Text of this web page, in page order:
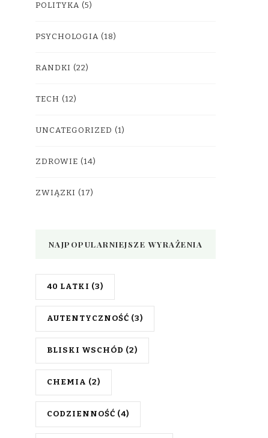
POLITYKA (5)
PSYCHOLOGIA (18)
RANDKI (22)
TECH (12)
UNCATEGORIZED (1)
ZDROWIE (14)
ZWIĄZKI (17)
NAJPOPULARNIEJSZE WYRAŻENIA
40 LATKI (3)
AUTENTYCZNOŚĆ (3)
BLISKI WSCHÓD (2)
CHEMIA (2)
CODZIENNOŚĆ (4)